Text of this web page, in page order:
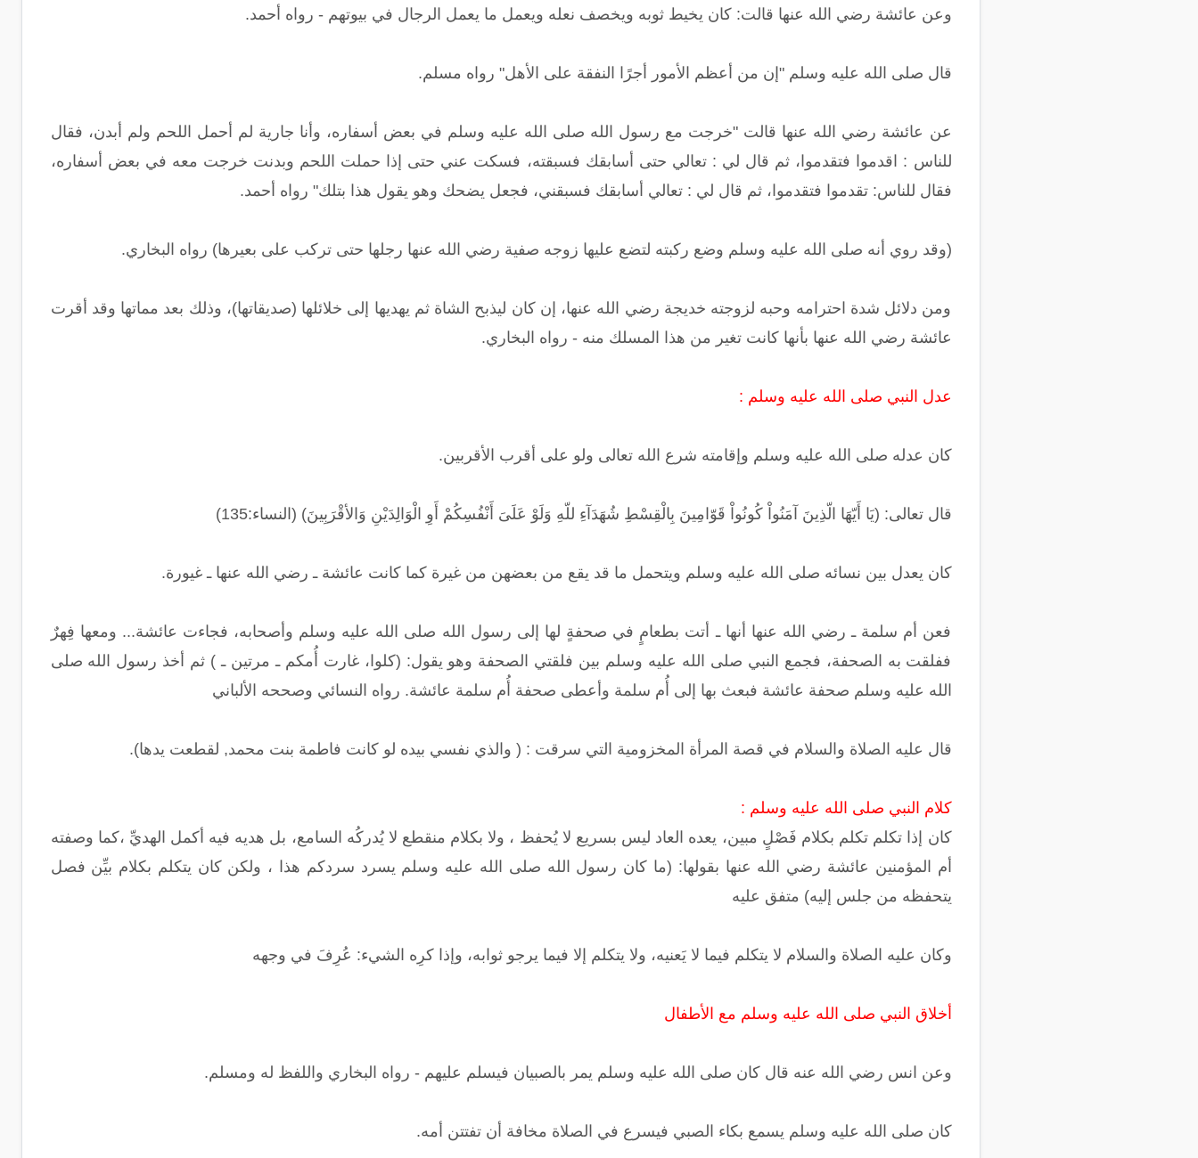
وعن عائشة رضي الله عنها قالت: كان يخيط ثوبه ويخصف نعله ويعمل ما يعمل الرجال في بيوتهم - رواه أحمد.
قال صلى الله عليه وسلم "إن من أعظم الأمور أجرًا النفقة على الأهل" رواه مسلم.
عن عائشة رضي الله عنها قالت "خرجت مع رسول الله صلى الله عليه وسلم في بعض أسفاره، وأنا جارية لم أحمل اللحم ولم أبدن، فقال
للناس : اقدموا فتقدموا، ثم قال لي : تعالي حتى أسابقك فسبقته، فسكت عني حتى إذا حملت اللحم وبدنت خرجت معه في بعض أسفاره،
فقال للناس: تقدموا فتقدموا، ثم قال لي : تعالي أسابقك فسبقني، فجعل يضحك وهو يقول هذا بتلك" رواه أحمد.
(وقد روي أنه صلى الله عليه وسلم وضع ركبته لتضع عليها زوجه صفية رضي الله عنها رجلها حتى تركب على بعيرها) رواه البخاري.
ومن دلائل شدة احترامه وحبه لزوجته خديجة رضي الله عنها، إن كان ليذبح الشاة ثم يهديها إلى خلائلها (صديقاتها)، وذلك بعد مماتها وقد أقرت
عائشة رضي الله عنها بأنها كانت تغير من هذا المسلك منه - رواه البخاري.
عدل النبي صلى الله عليه وسلم :
كان عدله صلى الله عليه وسلم وإقامته شرع الله تعالى ولو على أقرب الأقربين.
قال تعالى: (يَا أَيّهَا الّذِينَ آمَنُواْ كُونُواْ قَوّامِينَ بِالْقِسْطِ شُهَدَآءِ للّهِ وَلَوْ عَلَىَ أَنْفُسِكُمْ أَوِ الْوَالِدَيْنِ وَالأقْرَبِينَ) (النساء:135)
كان يعدل بين نسائه صلى الله عليه وسلم ويتحمل ما قد يقع من بعضهن من غيرة كما كانت عائشة ـ رضي الله عنها ـ غيورة.
فعن أم سلمة ـ رضي الله عنها أنها ـ أتت بطعامٍ في صحفةٍ لها إلى رسول الله صلى الله عليه وسلم وأصحابه، فجاءت عائشة... ومعها فِهرٌ
ففلقت به الصحفة، فجمع النبي صلى الله عليه وسلم بين فلقتي الصحفة وهو يقول: (كلوا، غارت أُمكم ـ مرتين ـ ) ثم أخذ رسول الله صلى
الله عليه وسلم صحفة عائشة فبعث بها إلى أُم سلمة وأعطى صحفة أُم سلمة عائشة. رواه النسائي وصححه الألباني
قال عليه الصلاة والسلام في قصة المرأة المخزومية التي سرقت : ( ‏والذي نفسي بيده لو كانت فاطمة بنت محمد‏,‏ لقطعت يدها‏)‏.
كلام النبي صلى الله عليه وسلم :
كان إذا تكلم تكلم بكلام فَصْلٍ مبين، يعده العاد ليس بسريع لا يُحفظ ، ولا بكلام منقطع لا يُدركُه السامع، بل هديه فيه أكمل الهديِّ ،كما وصفته
أم المؤمنين عائشة رضي الله عنها بقولها: (ما كان رسول الله صلى الله عليه وسلم يسرد سردكم هذا ، ولكن كان يتكلم بكلام بيِّن فصل
يتحفظه من جلس إليه) متفق عليه
وكان عليه الصلاة والسلام لا يتكلم فيما لا يَعنيه، ولا يتكلم إلا فيما يرجو ثوابه، وإذا كرِه الشيء‏:‏ عُرِفَ في وجهه
أخلاق النبي صلى الله عليه وسلم مع الأطفال
وعن انس رضي الله عنه قال كان صلى الله عليه وسلم يمر بالصبيان فيسلم عليهم - رواه البخاري واللفظ له ومسلم.
كان صلى الله عليه وسلم يسمع بكاء الصبي فيسرع في الصلاة مخافة أن تفتتن أمه.